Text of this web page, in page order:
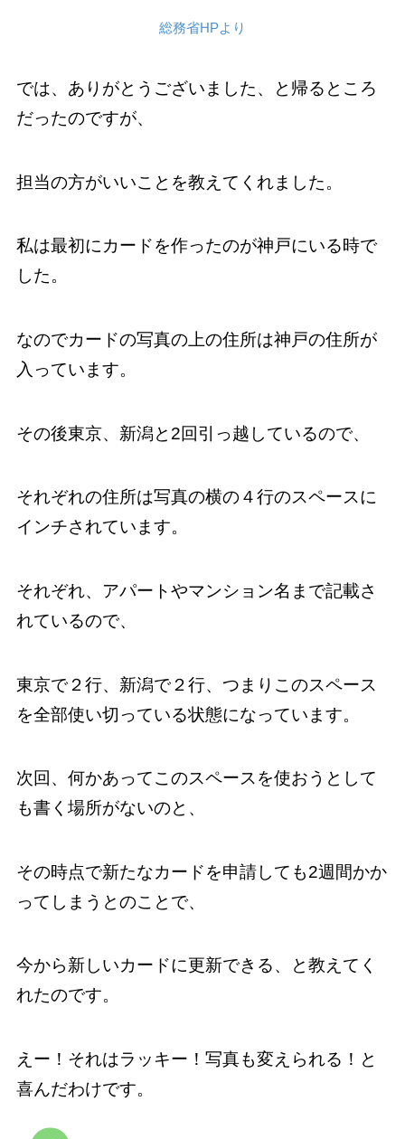
総務省HPより
では、ありがとうございました、と帰るところ
だったのですが、
担当の方がいいことを教えてくれました。
私は最初にカードを作ったのが神戸にいる時で
した。
なのでカードの写真の上の住所は神戸の住所が
入っています。
その後東京、新潟と2回引っ越しているので、
それぞれの住所は写真の横の４行のスペースに
インチされています。
それぞれ、アパートやマンション名まで記載さ
れているので、
東京で２行、新潟で２行、つまりこのスペース
を全部使い切っている状態になっています。
次回、何かあってこのスペースを使おうとして
も書く場所がないのと、
その時点で新たなカードを申請しても2週間かか
ってしまうとのことで、
今から新しいカードに更新できる、と教えてく
れたのです。
えー！それはラッキー！写真も変えられる！と
喜んだわけです。